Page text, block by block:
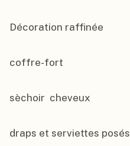
Décoration raffinée
coffre-fort
sèchoir  cheveux
draps et serviettes posés